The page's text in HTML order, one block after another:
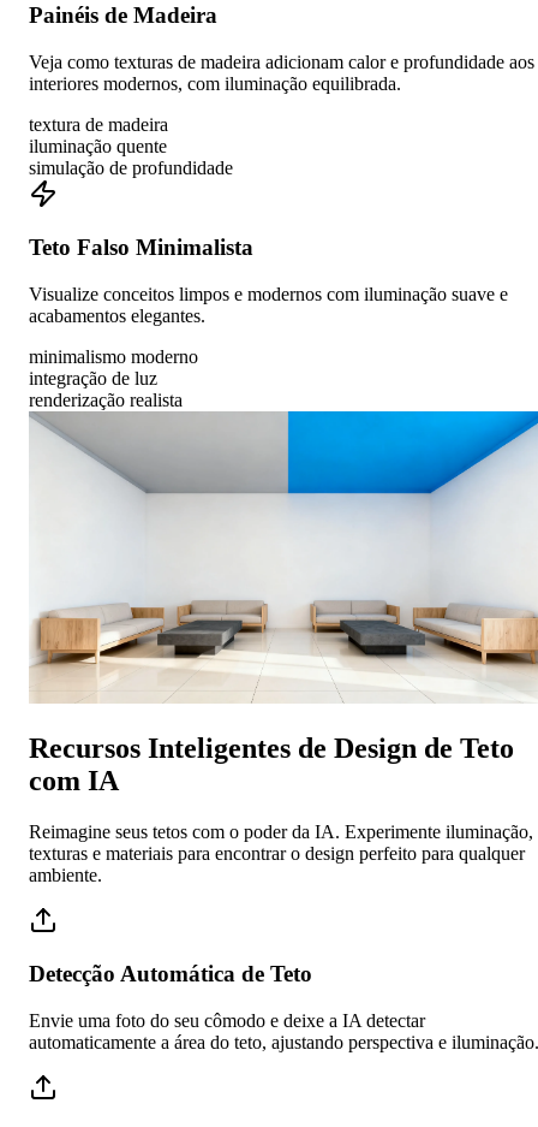
Painéis de Madeira
Veja como texturas de madeira adicionam calor e profundidade aos
interiores modernos, com iluminação equilibrada.
textura de madeira
iluminação quente
simulação de profundidade
Teto Falso Minimalista
Visualize conceitos limpos e modernos com iluminação suave e
acabamentos elegantes.
minimalismo moderno
integração de luz
renderização realista
Recursos Inteligentes de Design de Teto
com IA
Reimagine seus tetos com o poder da IA. Experimente iluminação,
texturas e materiais para encontrar o design perfeito para qualquer
ambiente.
Detecção Automática de Teto
Envie uma foto do seu cômodo e deixe a IA detectar
automaticamente a área do teto, ajustando perspectiva e iluminação.